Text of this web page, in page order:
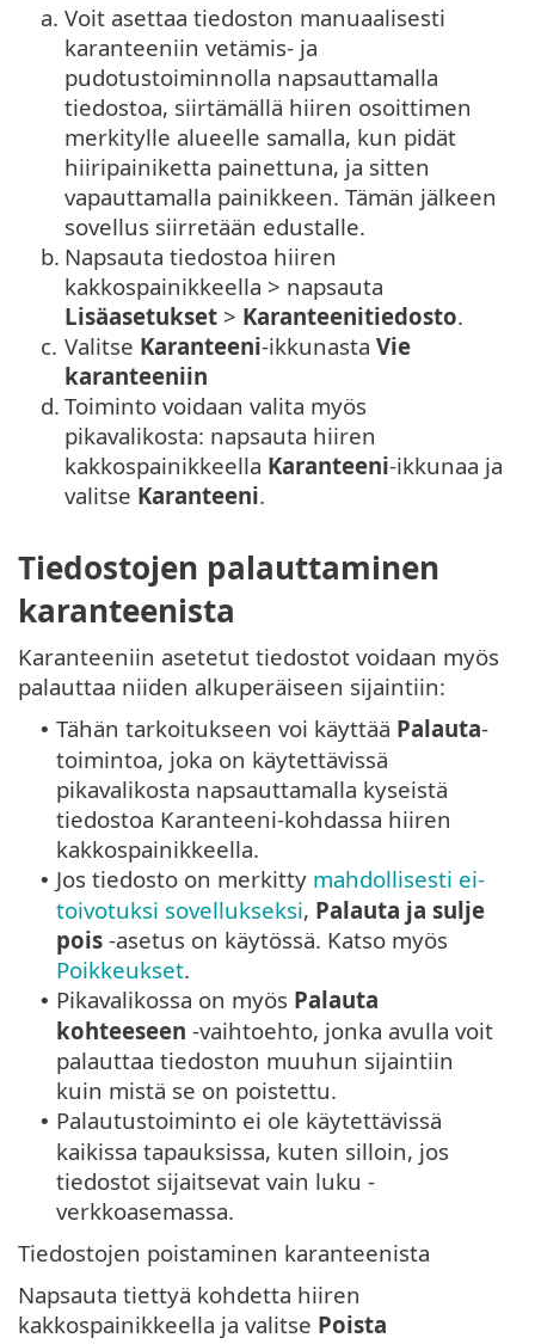
a. Voit asettaa tiedoston manuaalisesti
karanteeniin vetämis- ja
pudotustoiminnolla napsauttamalla
tiedostoa, siirtämällä hiiren osoittimen
merkitylle alueelle samalla, kun pidät
hiiripainiketta painettuna, ja sitten
vapauttamalla painikkeen. Tämän jälkeen
sovellus siirretään edustalle.
b. Napsauta tiedostoa hiiren
kakkospainikkeella > napsauta
Lisäasetukset > Karanteenitiedosto.
c. Valitse Karanteeni-ikkunasta Vie
karanteeniin
d. Toiminto voidaan valita myös
pikavalikosta: napsauta hiiren
kakkospainikkeella Karanteeni-ikkunaa ja
valitse Karanteeni.
Tiedostojen palauttaminen
karanteenista
Karanteeniin asetetut tiedostot voidaan myös
palauttaa niiden alkuperäiseen sijaintiin:
• Tähän tarkoitukseen voi käyttää Palauta-
toimintoa, joka on käytettävissä
pikavalikosta napsauttamalla kyseistä
tiedostoa Karanteeni-kohdassa hiiren
kakkospainikkeella.
• Jos tiedosto on merkitty mahdollisesti ei-
toivotuksi sovellukseksi, Palauta ja sulje
pois -asetus on käytössä. Katso myös
Poikkeukset.
• Pikavalikossa on myös Palauta
kohteeseen -vaihtoehto, jonka avulla voit
palauttaa tiedoston muuhun sijaintiin
kuin mistä se on poistettu.
• Palautustoiminto ei ole käytettävissä
kaikissa tapauksissa, kuten silloin, jos
tiedostot sijaitsevat vain luku -
verkkoasemassa.
Tiedostojen poistaminen karanteenista
Napsauta tiettyä kohdetta hiiren
kakkospainikkeella ja valitse Poista